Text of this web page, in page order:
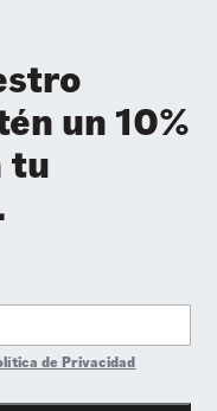
un 10%
tu
de Privacidad